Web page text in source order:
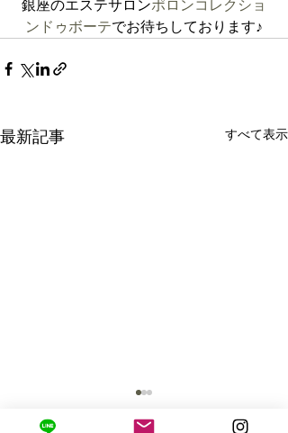
銀座のエステサロンポロンコレクショ
ンドゥボーテでお待ちしております♪
最新記事 すべて表示